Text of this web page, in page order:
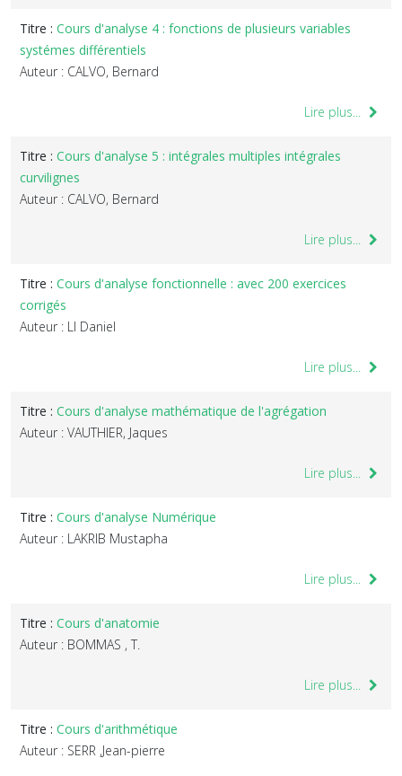
Titre : Cours d'analyse 4 : fonctions de plusieurs variables
systémes différentiels
Auteur : CALVO, Bernard
Lire plus...
Titre : Cours d'analyse 5 : intégrales multiples intégrales
curvilignes
Auteur : CALVO, Bernard
Lire plus...
Titre : Cours d'analyse fonctionnelle : avec 200 exercices
corrigés
Auteur : LI Daniel
Lire plus...
Titre : Cours d'analyse mathématique de l'agrégation
Auteur : VAUTHIER, Jaques
Lire plus...
Titre : Cours d'analyse Numérique
Auteur : LAKRIB Mustapha
Lire plus...
Titre : Cours d'anatomie
Auteur : BOMMAS , T.
Lire plus...
Titre : Cours d'arithmétique
Auteur : SERR ,Jean-pierre